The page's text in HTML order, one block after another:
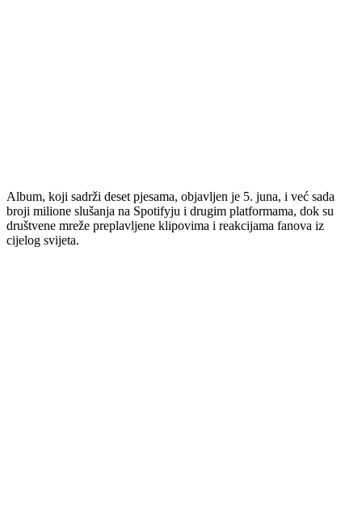
Album, koji sadrži deset pjesama, objavljen je 5. juna, i već sada
broji milione slušanja na Spotifyju i drugim platformama, dok su
društvene mreže preplavljene klipovima i reakcijama fanova iz
cijelog svijeta.